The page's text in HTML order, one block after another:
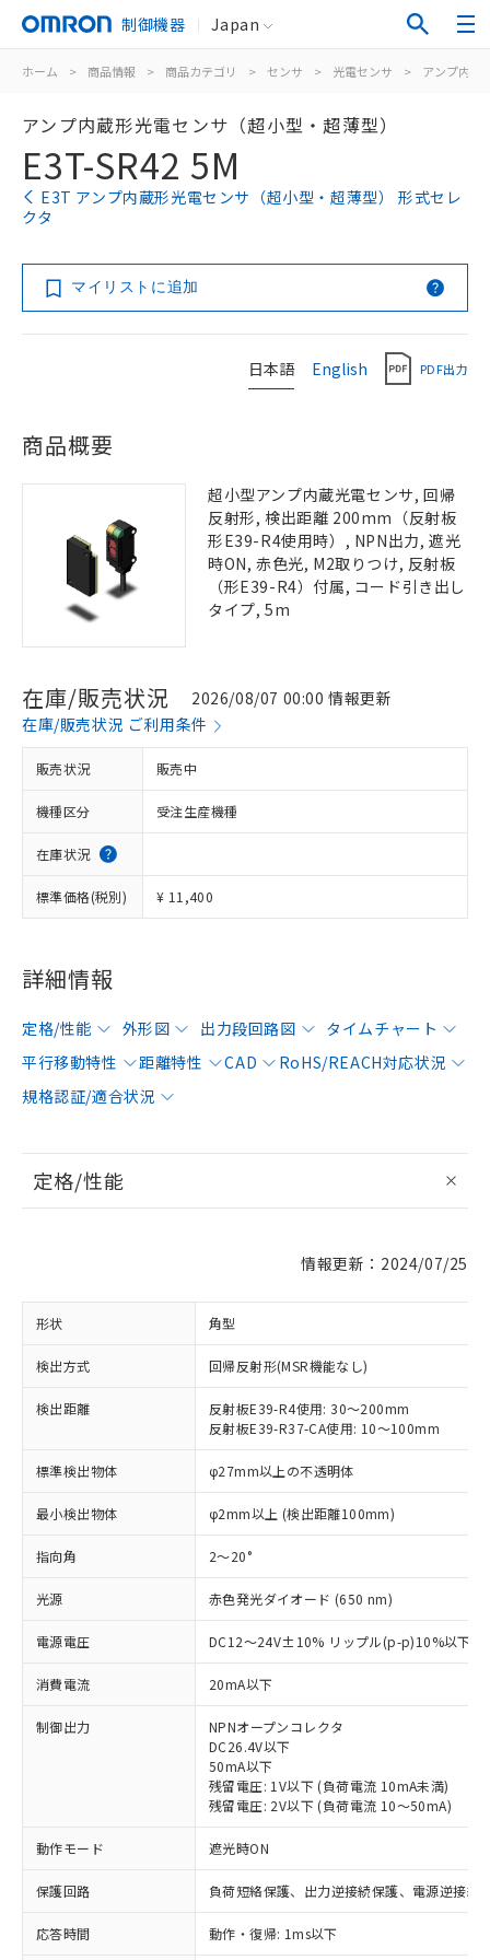
制御機器 Japan
ホーム > 商品情報 > 商品カテゴリ > センサ > 光電センサ > アンプ内蔵
アンプ内蔵形光電センサ（超小型・超薄型）
E3T-SR42 5M
E3T アンプ内蔵形光電センサ（超小型・超薄型） 形式セレ
クタ
マイリストに追加
日本語 English PDF出力
商品概要
超小型アンプ内蔵光電センサ, 回帰
反射形, 検出距離 200mm（反射板
形E39-R4使用時）, NPN出力, 遮光
時ON, 赤色光, M2取りつけ, 反射板
（形E39-R4）付属, コード引き出し
タイプ, 5m
在庫/販売状況
2026/08/07 00:00 情報更新
在庫/販売状況 ご利用条件
販売状況 販売中
機種区分 受注生産機種
在庫状況
標準価格(税別) ¥ 11,400
詳細情報
定格/性能 外形図 出力段回路図
タイムチャート
平行移動特性
距離特性 CAD
RoHS/REACH対応状況
規格認証/適合状況
定格/性能
情報更新：2024/07/25
形状 角型
検出方式 回帰反射形(MSR機能なし)
検出距離
反射板E39-R4使用: 30～200mm
反射板E39-R37-CA使用: 10～100mm
標準検出物体 φ27mm以上の不透明体
最小検出物体 φ2mm以上 (検出距離100mm)
指向角 2～20°
光源 赤色発光ダイオード (650 nm)
電源電圧 DC12～24V±10% リップル(p-p)10%以下
消費電流 20mA以下
制御出力
NPNオープンコレクタ
DC26.4V以下
50mA以下
残留電圧: 1V以下 (負荷電流 10mA未満)
残留電圧: 2V以下 (負荷電流 10～50mA)
動作モード 遮光時ON
保護回路 負荷短絡保護、出力逆接続保護、電源逆接続
応答時間 動作・復帰: 1ms以下
※1 対応状況
対応済み：EU RoHS指令（10物質）の
非含有に対応した製品が提供可能な商品で